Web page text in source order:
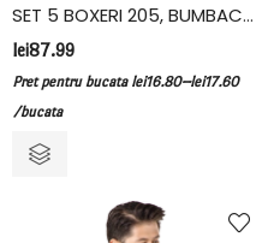
SET 5 BOXERI 205, BUMBAC ELASTAN, VIVALDI, NEGRU
lei87.99
Pret pentru bucata lei16.80–lei17.60
/bucata